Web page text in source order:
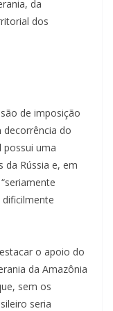
da
dos
de imposição
decorrência do
uma
da Rússia e, em
dificilmente
o apoio do
da Amazônia
sem os
seria